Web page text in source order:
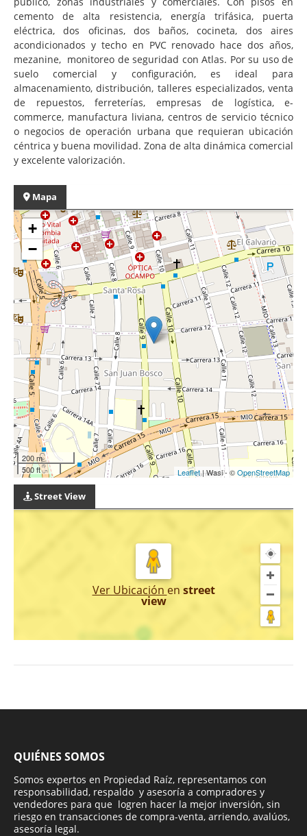
cemento de alta resistencia, energía trifásica, puerta
eléctrica, dos oficinas, dos baños, cocineta, dos aires
acondicionados y techo en PVC renovado hace dos años,
mezanine, monitoreo de seguridad con Atlas. Por su uso de
suelo comercial y configuración, es ideal para
almacenamiento, distribución, talleres especializados, venta
de repuestos, ferreterías, empresas de logística, e-
commerce, manufactura liviana, centros de servicio técnico
o negocios de operación urbana que requieran ubicación
céntrica y buena movilidad. Zona de alta dinámica comercial
y excelente valorización.
Mapa
+
−
200 m
500 ft
Leaflet| Wasi - ©OpenStreetMap
Street View
Ver Ubicación en street
view
QUIÉNES SOMOS
Somos expertos en Propiedad Raíz, representamos con
responsabilidad, respaldo y asesoría a compradores y
vendedores para que logren hacer la mejor inversión, sin
riesgo en transacciones de compra-venta, arriendo, avalúos,
asesoría legal.